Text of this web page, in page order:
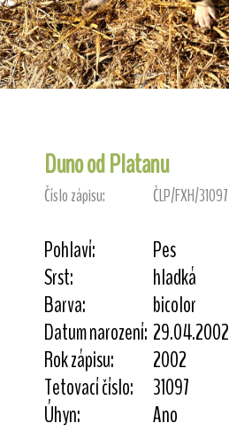
Duno od Platanu
Číslo zápisu: ČLP/FXH/31097
Pohlaví:
Pes
Srst:
hladká
Barva:
bicolor
Datum narození: 29.04.2002
Rok zápisu:
2002
Tetovací číslo:
31097
Úhyn:
Ano